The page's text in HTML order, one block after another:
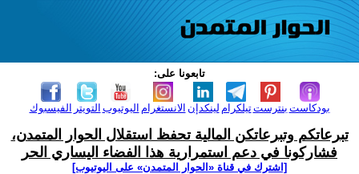
تابعونا على:
الفيسبوك التويتر اليوتيوب الانستغرام لينكدإن تيلكرامبنترست بودكاست
تبرعاتكم وتبرعاتكن المالية تحفظ استقلال الحوار المتمدن،
فشاركونا في دعم استمرارية هذا الفضاء اليساري الحر
[اشترك في قناة ‫«الحوار المتمدن» على اليوتيوب]